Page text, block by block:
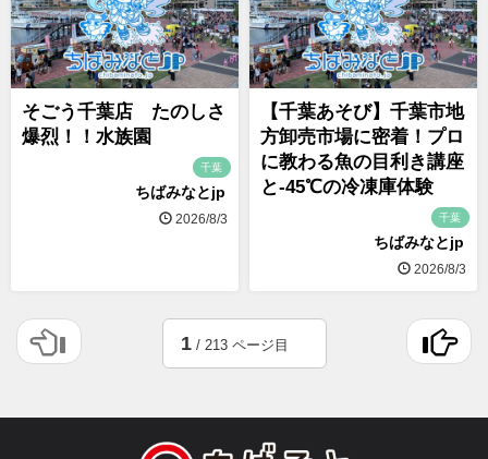
そごう千葉店 たのしさ
爆烈！！水族園
千葉
ちばみなとjp
2026/8/3
【千葉あそび】千葉市地
方卸売市場に密着！プロ
に教わる魚の目利き講座
と-45℃の冷凍庫体験
千葉
ちばみなとjp
2026/8/3
1/ 213 ページ目